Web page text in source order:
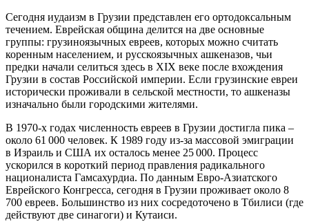
Сегодня иудаизм в Грузии представлен его ортодоксальным
течением. Еврейская община делится на две основные
группы: грузиноязычных евреев, которых можно считать
коренным населением, и русскоязычных ашкеназов, чьи
предки начали селиться здесь в XIX веке после вхождения
Грузии в состав Российской империи. Если грузинские евреи
исторически проживали в сельской местности, то ашкеназы
изначально были городскими жителями.
В 1970-х годах численность евреев в Грузии достигла пика –
около 61 000 человек. К 1989 году из-за массовой эмиграции
в Израиль и США их осталось менее 25 000. Процесс
ускорился в короткий период правления радикального
националиста Гамсахурдиа. По данным Евро-Азиатского
Еврейского Конгресса, сегодня в Грузии проживает около 8
700 евреев. Большинство из них сосредоточено в Тбилиси (где
действуют две синагоги) и Кутаиси.